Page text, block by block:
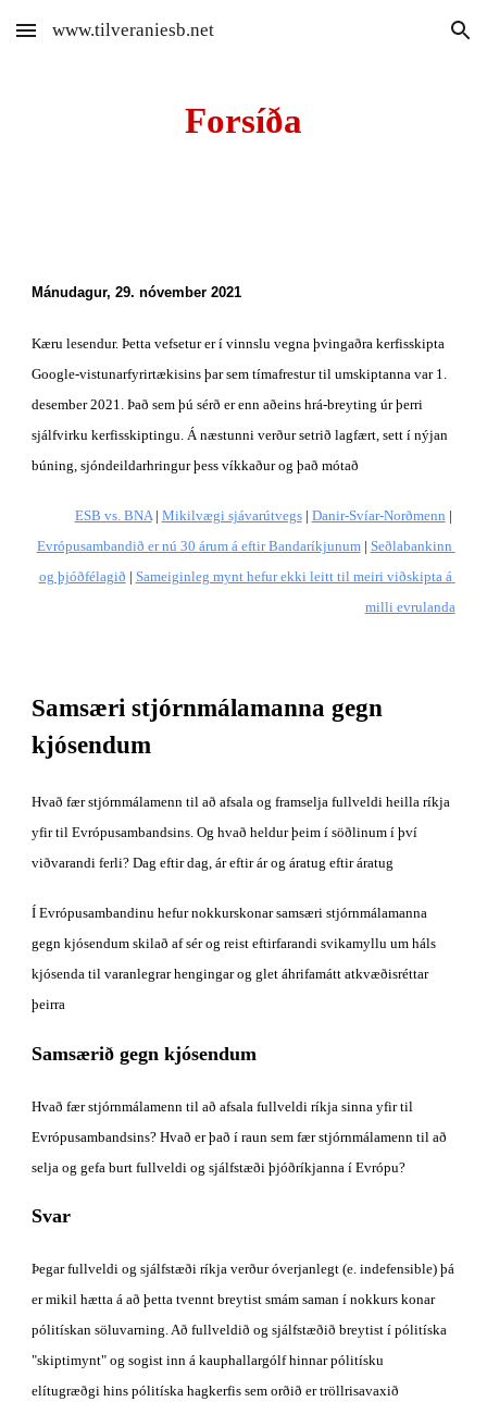
Skip to main content Skip to navigation
www.tilveraniesb.net
Forsíða
Mánudagur, 29. nóvember 2021
Kæru lesendur. Þetta vefsetur er í vinnslu vegna þvingaðra kerfisskipta
Google-vistunarfyrirtækisins þar sem tímafrestur til umskiptanna var 1.
desember 2021. Það sem þú sérð er enn aðeins hrá-breyting úr þerri
sjálfvirku kerfisskiptingu. Á næstunni verður setrið lagfært, sett í nýjan
búning, sjóndeildarhringur þess víkkaður og það mótað
ESB vs. BNA | Mikilvægi sjávarútvegs | Danir-Svíar-Norðmenn
Evrópusambandið er nú 30 árum á eftir Bandaríkjunum | Seðlabankinn
og þjóðfélagið | Sameiginleg mynt hefur ekki leitt til meiri viðskipta á
milli evrulanda
Samsæri stjórnmálamanna gegn
kjósendum
Hvað fær stjórnmálamenn til að afsala og framselja fullveldi heilla ríkja
yfir til Evrópusambandsins. Og hvað heldur þeim í söðlinum í því
viðvarandi ferli? Dag eftir dag, ár eftir ár og áratug eftir áratug
Í Evrópusambandinu hefur nokkurskonar samsæri stjórnmálamanna
gegn kjósendum skilað af sér og reist eftirfarandi svikamyllu um háls
kjósenda til varanlegrar hengingar og glet áhrifamátt atkvæðisréttar
þeirra
Samsærið gegn kjósendum
Hvað fær stjórnmálamenn til að afsala fullveldi ríkja sinna yfir til
Evrópusambandsins? Hvað er það í raun sem fær stjórnmálamenn til að
selja og gefa burt fullveldi og sjálfstæði þjóðríkjanna í Evrópu?
Svar
Þegar fullveldi og sjálfstæði ríkja verður óverjanlegt (e. indefensible) þá
er mikil hætta á að þetta tvennt breytist smám saman í nokkurs konar
pólitískan söluvarning. Að fullveldið og sjálfstæðið breytist í pólitíska
"skiptimynt" og sogist inn á kauphallargólf hinnar pólitísku
elítugræðgi hins pólitíska hagkerfis sem orðið er tröllrisavaxið